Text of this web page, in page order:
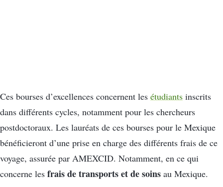
Ces bourses d’excellences concernent les étudiants inscrits
dans différents cycles, notamment pour les chercheurs
postdoctoraux. Les lauréats de ces bourses pour le Mexique
bénéficieront d’une prise en charge des différents frais de ce
voyage, assurée par AMEXCID. Notamment, en ce qui
concerne les frais de transports et de soins au Mexique.